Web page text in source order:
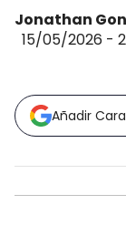
Jonathan
15/05/2026 -
Añadir